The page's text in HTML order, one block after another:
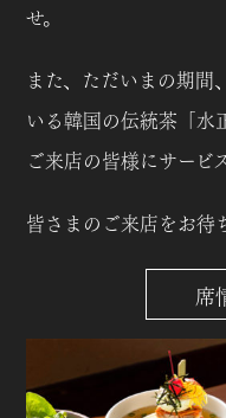
せ。
また、ただいまの期間
いる韓国の伝統茶「水
ご来店の皆様にサービ
皆さまのご来店をお待
席